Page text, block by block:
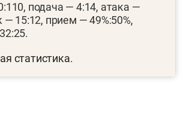
подача — 4:14, атака —
— 15:12, прием — 49%:50%,
статистика.